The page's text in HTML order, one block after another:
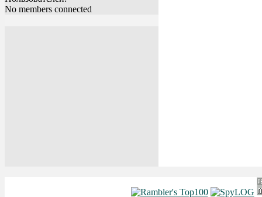
No members connected